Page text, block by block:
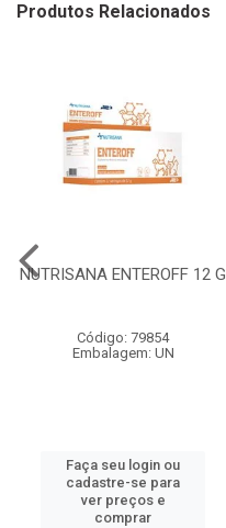
Produtos Relacionados
NUTRISANA ENTEROFF 12 G
Código: 79854
Embalagem: UN
Faça seu login ou
cadastre-se para
ver preços e
comprar